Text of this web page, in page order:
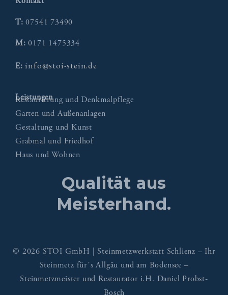
T:07541 73490
M: 0171 1475334
E: info@stoi-stein.de
Leistungen
Restaurierung und Denkmalpflege
Garten und Außenanlagen
Gestaltung und Kunst
Grabmal und Friedhof
Haus und Wohnen
Qualität aus
Meisterhand.
© 2026 STOI GmbH | Steinmetzwerkstatt Schlienz – Ihr
Steinmetz für´s Allgäu und am Bodensee –
Steinmetzmeister und Restaurator i.H. Daniel Probst-
Bosch